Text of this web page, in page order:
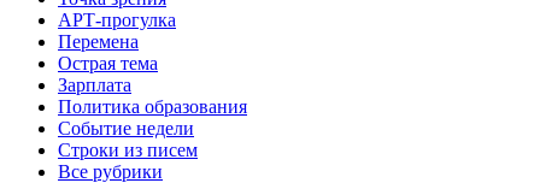
АРТ-прогулка
Перемена
Острая тема
Зарплата
Политика образования
Событие недели
Строки из писем
Все рубрики